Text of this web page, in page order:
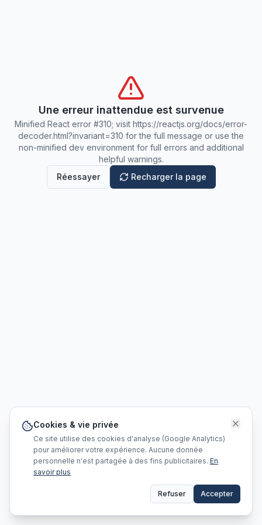
Une erreur inattendue est survenue
Minified React error #310; visit https://reactjs.org/docs/error-
decoder.html?invariant=310 for the full message or use the
non-minified dev environment for full errors and additional
helpful warnings.
Réessayer
Recharger la page
Cookies & vie privée
Ce site utilise des cookies d'analyse (Google Analytics)
pour améliorer votre expérience. Aucune donnée
personnelle n'est partagée à des fins publicitaires. En
savoir plus
Refuser Accepter